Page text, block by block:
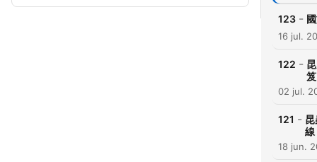
123 -
16 jul.
122 -
02 jul.
121 -
線
18 jun.